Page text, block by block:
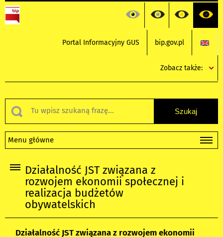
Portal Informacyjny GUS bip.gov.pl
Zobacz także:
Menu główne
Działalność JST związana z
rozwojem ekonomii społecznej i
realizacja budżetów
obywatelskich
Działalność JST związana z rozwojem ekonomii